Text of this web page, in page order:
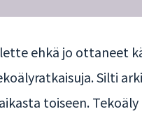
ehkä jo ottaneet
Silti
toiseen.